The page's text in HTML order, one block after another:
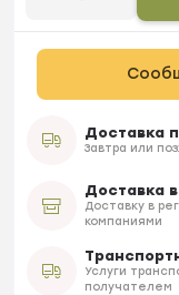
Доставка
Завтра или
Доставка
Доставку в
компаниями
Услуги
получателем